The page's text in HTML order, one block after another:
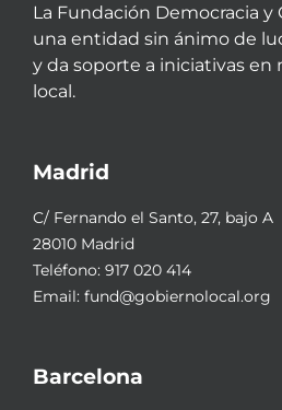
La Fundación Democracia y
una entidad sin ánimo de
y da soporte a iniciativas
local.
Madrid
C/ Fernando el Santo, 27, bajo A
28010 Madrid
Teléfono: 917 020 414
Email: fund@gobiernolocal.org
Barcelona